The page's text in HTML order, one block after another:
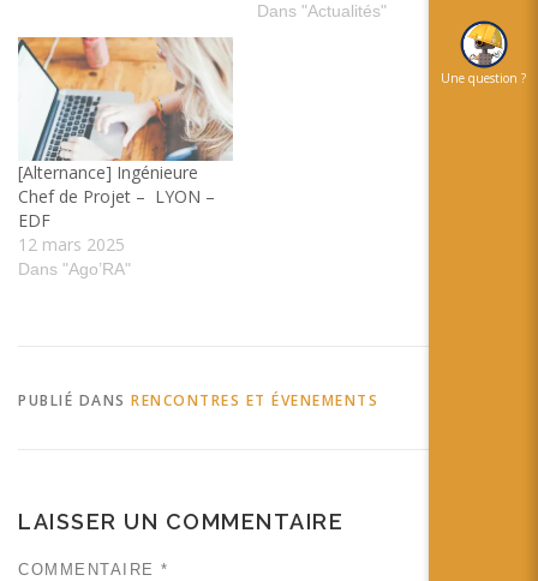
Dans "Actualités"
[Alternance] Ingénieure
Chef de Projet – LYON –
EDF
12 mars 2025
Dans "Ago’RA"
PUBLIÉ DANS RENCONTRES ET ÉVENEMENTS
LAISSER UN COMMENTAIRE
COMMENTAIRE *
Une question ?